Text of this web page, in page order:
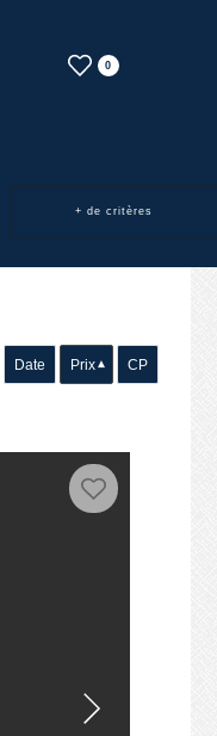
0
+ de critères
Date Prix CP